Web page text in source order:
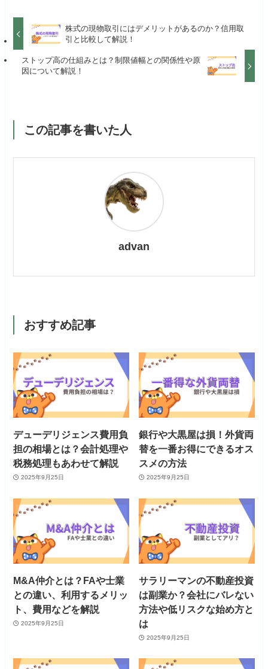
株式の現物取引にはデメリットがあるのか？信用取
引と比較して解説！
ストップ高の仕組みとは？制限値幅との関係性や原
因について解説！
この記事を書いた人
advan
おすすめ記事
デューデリジェンス費用負
担の相場とは？会計処理や
税務処理もあわせて解説
2025年9月25日
銀行や大黒屋は損！外貨両
替を一番お得にできるオス
スメの方法
2025年9月25日
M&A仲介とは？FAや士業
との違い、利用するメリッ
ト、費用などを解説
2025年9月25日
サラリーマンの不動産投資
は副業か？会社にバレない
方法や低リスクな始め方と
は
2025年9月25日